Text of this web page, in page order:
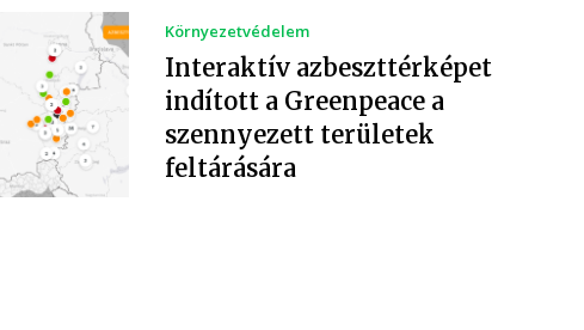
Környezetvédelem
Interaktív azbeszttérképet
indított a Greenpeace a
szennyezett területek
feltárására